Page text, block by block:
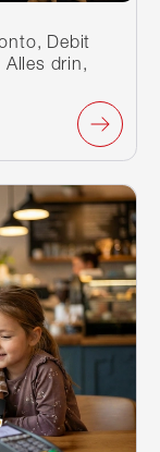
Debit
Alles drin,